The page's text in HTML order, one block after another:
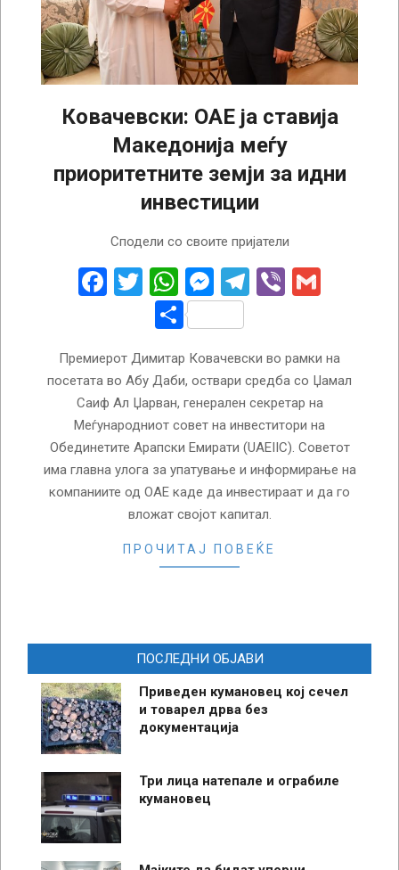
Ковачевски: ОАЕ ја ставија
Македонија меѓу
приоритетните земји за идни
инвестиции
Сподели со своите пријатели
Facebook
Twitter
WhatsApp
Messenger
Telegram
Viber
Share
Премиерот Димитар Ковачевски во рамки на
посетата во Абу Даби, оствари средба со Џамал
Саиф Ал Џарван, генерален секретар на
Меѓународниот совет на инвеститори на
Обединетите Арапски Емирати (UAEIIC). Советот
има главна улога за упатување и информирање на
компаниите од ОАЕ каде да инвестираат и да го
вложат својот капитал.
ПРОЧИТАЈ ПОВЕЌЕ
ПОСЛЕДНИ ОБЈАВИ
Приведен кумановец кој сечел
и товарел дрва без
документација
Три лица натепале и ограбиле
кумановец